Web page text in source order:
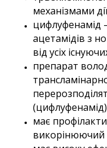
механізмами
цифлуфенамід
ацетамідів з
від усіх
препарат
має
викорінюючий